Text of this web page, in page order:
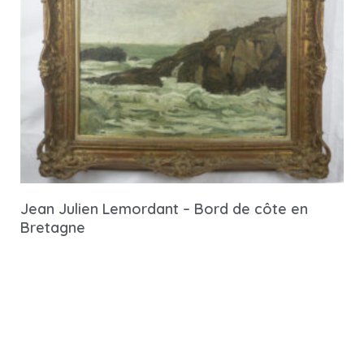
Jean Julien Lemordant – Bord de côte en
Bretagne